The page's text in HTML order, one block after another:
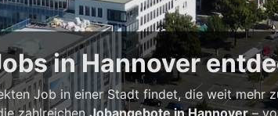
in Hannover
Job in einer Stadt findet, die weit mehr